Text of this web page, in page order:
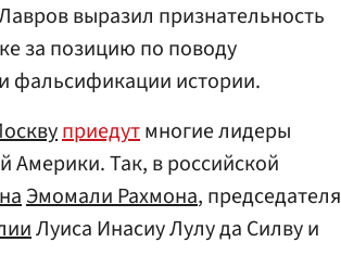
выразил признательность
за позицию по поводу
фальсификации истории.
приедутмногие лидеры
Америки. Так, в российской
Эмомали Рахмона, председателя
Луиса Инасиу Лулу да Силву и